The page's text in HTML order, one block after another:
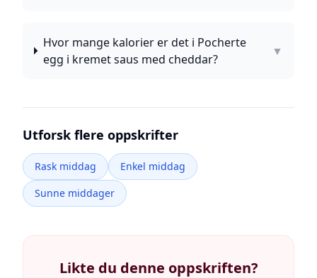
Hvor mange kalorier er det i Pocherte
egg i kremet saus med cheddar?
▼
Utforsk flere oppskrifter
Rask middag
Enkel middag
Sunne middager
Likte du denne oppskriften?